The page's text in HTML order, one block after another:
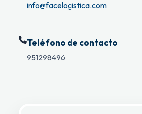
info@facelogistica.com
Teléfono de contacto
951298496